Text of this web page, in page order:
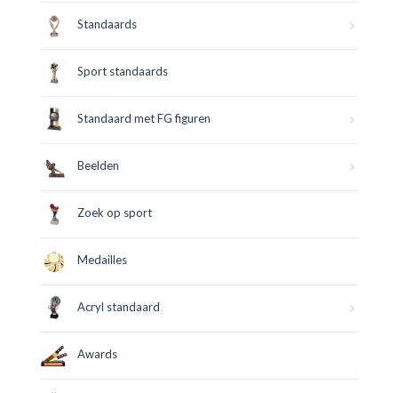
Standaards
Sport standaards
Standaard met FG figuren
Beelden
Zoek op sport
Medailles
Acryl standaard
Awards